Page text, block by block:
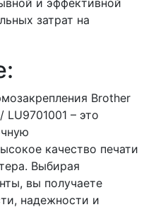
и эффективной
затрат на
Brother
– это
качество печати
Выбирая
вы получаете
надежности и